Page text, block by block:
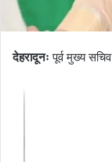
देहरादूनः पूर्व मुख्य